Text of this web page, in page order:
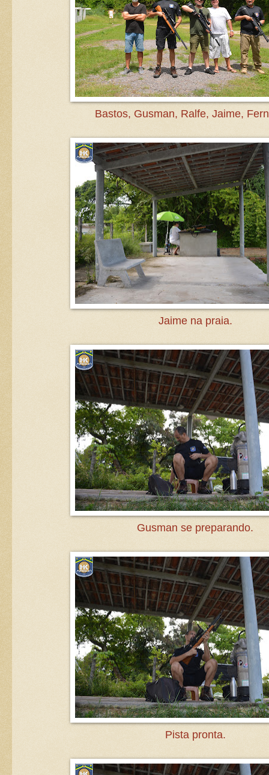
Bastos, Gusman, Ralfe, Jaime,
Jaime na praia.
Gusman se preparando.
Pista pronta.